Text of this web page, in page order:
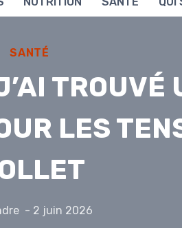
SANTÉ
TROUVÉ
LES
2 juin 2026